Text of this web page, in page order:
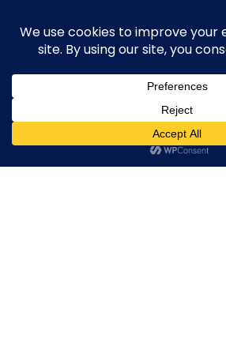
content
execute-stylife.com
upload it including a road bike of l1stylish
other hobbies
O
O
E
IMG_3832
IMG_3832
l1stylishIMG_3832
0